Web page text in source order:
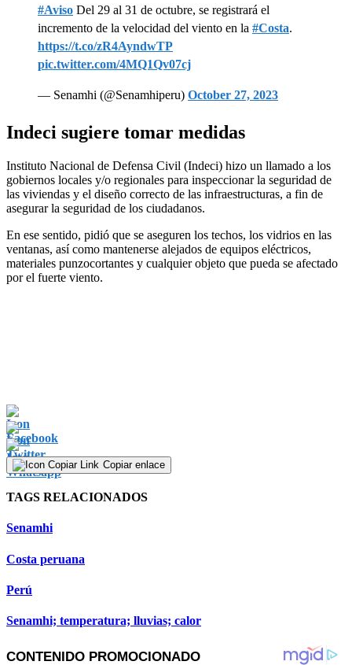
#Aviso Del 29 al 31 de octubre, se registrará el
incremento de la velocidad del viento en la #Costa.
https://t.co/zR4AyndwTP
pic.twitter.com/4MQ1Qv07cj
— Senamhi (@Senamhiperu) October 27, 2023
Indeci sugiere tomar medidas
Instituto Nacional de Defensa Civil (Indeci) hizo un llamado a los
gobiernos locales y/o regionales para inspeccionar la seguridad de
las viviendas y el diseño correcto de las infraestructuras, a fin de
asegurar la seguridad de los ciudadanos.
En ese sentido, pidió que se aseguren los techos, los vidrios en las
ventanas, así como mantenerse alejados de equipos eléctricos,
materiales punzocortantes y cualquier objeto que pueda se afectado
por el fuerte viento.
Copiar enlace
TAGS RELACIONADOS
Senamhi
Costa peruana
Perú
Senamhi; temperatura; lluvias; calor